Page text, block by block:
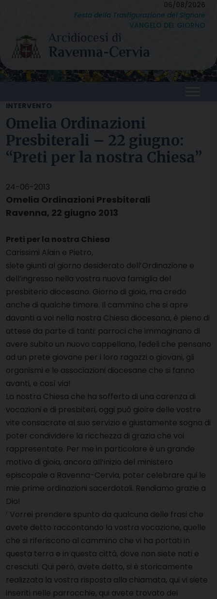
content
06/08/2026
Festa della Trasfigurazione del Signore
VANGELO DEL GIORNO
INTERVENTO
Omelia Ordinazioni
Presbiterali – 22 giugno:
“Preti per la nostra Chiesa”
24-06-2013
Omelia Ordinazioni Presbiterali
Ravenna, 22 giugno 2013
Preti per la nostra Chiesa
Carissimi Alain e Pietro,
siete giunti al giorno desiderato dell’Ordinazione e
dell’ingresso nella vostra nuova famiglia del
presbiterio diocesano. Giorno di gioia, ma credo
anche di qualche timore. Il cammino che si apre
davanti a voi nella nostra Chiesa diocesana, è pieno di
attese da parte di tanti: parroci che immaginano di
avere subito un nuovo cappellano, fedeli che pensano
ad un prete giovane per i loro ragazzi o giovani, gli
organismi e le associazioni diocesane che si fanno
avanti, e così via!
La nostra Chiesa che ha sofferto di una carenza di
vocazioni e di presbiteri, oggi può gioire delle vostre
vite consacrate al suo servizio e giustamente sogna di
poter condividere la ricchezza di grazia che voi
rappresentate. Per me in particolare è un grande
motivo di gioia, ancora all’inizio del ministero
episcopale a Ravenna-Cervia, poter celebrare qui le
mie prime ordinazioni sacerdotali. Rendiamo grazie a
Dio!
‘ Vorrei prendere spunto da qualcuna delle frasi che
avete detto raccontando la vostra vocazione, quelle
che si riferiscono al cammino che vi ha portati in
questa terra e in questa città, dove non siete nati e
cresciuti. Qui però, avete detto, si è storicamente
realizzata la vostra risposta alla chiamata, qui vi siete
inseriti nelle parrocchie, qui avete trovato dei